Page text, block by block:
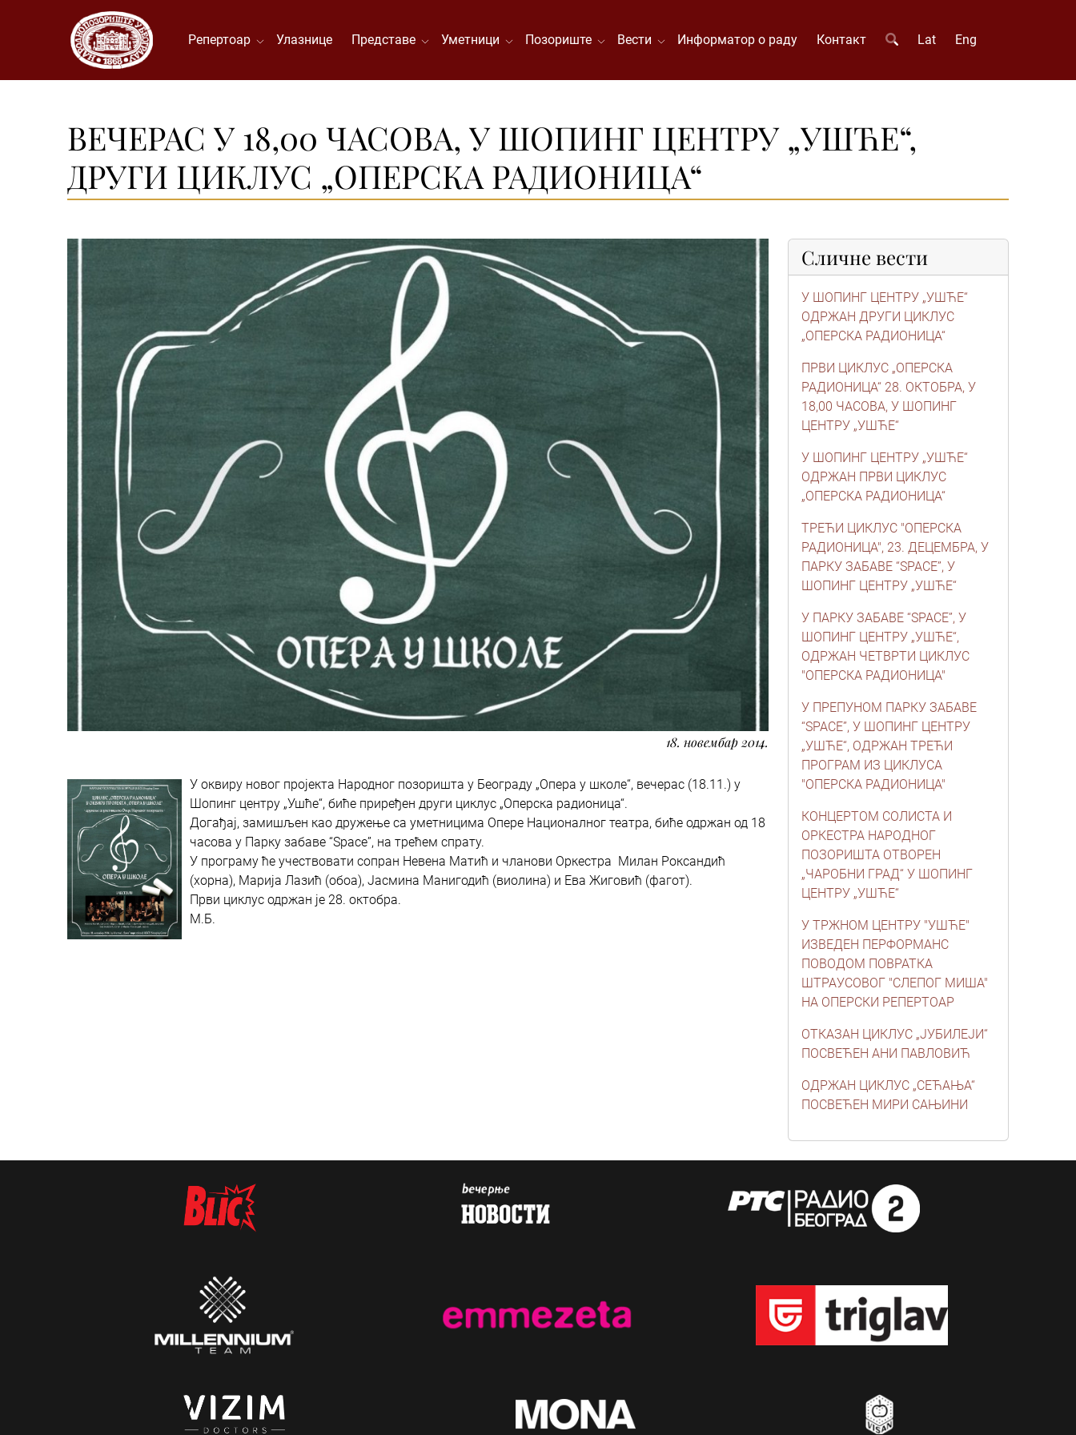
Репертоар Улазнице Представе Уметници Позориште Вести Информатор о раду Контакт Lat Eng
ВЕЧЕРАС У 18,00 ЧАСОВА, У ШОПИНГ ЦЕНТРУ „УШЋЕ“,
ДРУГИ ЦИКЛУС „ОПЕРСКА РАДИОНИЦА“
18. новембар 2014.
У оквиру новог пројекта Народног позоришта у Београду „Опера у школе“, вечерас (18.11.) у
Шопинг центру „Ушће“, биће приређен други циклус „Оперска радионица“.
Догађај, замишљен као дружење са уметницима Опере Националног театра, биће одржан од 18
часова у Парку забаве “Space”, на трећем спрату.
У програму ће учествовати сопран Невена Матић и чланови Оркестра Милан Роксандић
(хорна), Марија Лазић (обоа), Јасмина Манигодић (виолина) и Ева Жиговић (фагот).
Први циклус одржан је 28. октобра.
М.Б.
Сличне вести
У ШОПИНГ ЦЕНТРУ „УШЋЕ“
ОДРЖАН ДРУГИ ЦИКЛУС
„ОПЕРСКА РАДИОНИЦА“
ПРВИ ЦИКЛУС „ОПЕРСКА
РАДИОНИЦА“ 28. ОКТОБРА, У
18,00 ЧАСОВА, У ШОПИНГ
ЦЕНТРУ „УШЋЕ“
У ШОПИНГ ЦЕНТРУ „УШЋЕ“
ОДРЖАН ПРВИ ЦИКЛУС
„ОПЕРСКА РАДИОНИЦА“
ТРЕЋИ ЦИКЛУС "ОПЕРСКА
РАДИОНИЦА", 23. ДЕЦЕМБРА, У
ПАРКУ ЗАБАВЕ “SPACE”, У
ШОПИНГ ЦЕНТРУ „УШЋЕ“
У ПАРКУ ЗАБАВЕ “SPACE”, У
ШОПИНГ ЦЕНТРУ „УШЋЕ“,
ОДРЖАН ЧЕТВРТИ ЦИКЛУС
"ОПЕРСКА РАДИОНИЦА"
У ПРЕПУНОМ ПАРКУ ЗАБАВЕ
“SPACE”, У ШОПИНГ ЦЕНТРУ
„УШЋЕ“, ОДРЖАН ТРЕЋИ
ПРОГРАМ ИЗ ЦИКЛУСА
"ОПЕРСКА РАДИОНИЦА"
КОНЦЕРТОМ СОЛИСТА И
ОРКЕСТРА НАРОДНОГ
ПОЗОРИШТА ОТВОРЕН
„ЧАРОБНИ ГРАД“ У ШОПИНГ
ЦЕНТРУ „УШЋЕ“
У ТРЖНОМ ЦЕНТРУ "УШЋЕ"
ИЗВЕДЕН ПЕРФОРМАНС
ПОВОДОМ ПОВРАТКА
ШТРАУСОВОГ "СЛЕПОГ МИША"
НА ОПЕРСКИ РЕПЕРТОАР
ОТКАЗАН ЦИКЛУС „ЈУБИЛЕЈИ“
ПОСВЕЋЕН АНИ ПАВЛОВИЋ
ОДРЖАН ЦИКЛУС „СЕЋАЊА“
ПОСВЕЋЕН МИРИ САЊИНИ